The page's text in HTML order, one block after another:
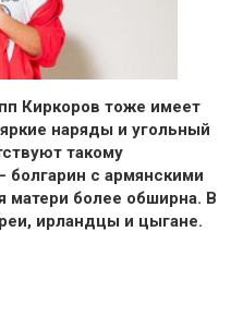
Киркоров тоже имеет
наряды и угольный
такому
болгарин с армянскими
матери более обширна. В
ирландцы и цыгане.